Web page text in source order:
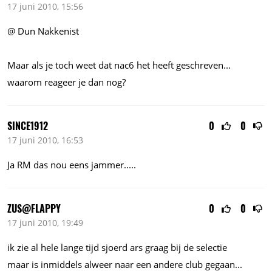
17 juni 2010, 15:56
@ Dun Nakkenist
Maar als je toch weet dat nac6 het heeft geschreven...
waarom reageer je dan nog?
0 0
SINCE1912
17 juni 2010, 16:53
Ja RM das nou eens jammer.....
0 0
ZUS@FLAPPY
17 juni 2010, 19:49
ik zie al hele lange tijd sjoerd ars graag bij de selectie
maar is inmiddels alweer naar een andere club gegaan...